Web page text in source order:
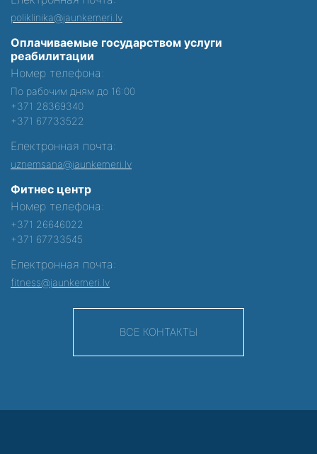
poliklinika@jaunkemeri.lv
Оплачиваемые государством услуги
реабилитации
Номер телефона:
По рабочим дням до 16:00
+371 28369340
+371 67733522
Електронная почта:
uznemsana@jaunkemeri.lv
Фитнес центр
Номер телефона:
+371 26646022
+371 67733545
Електронная почта:
fitness@jaunkemeri.lv
ВСЕ КОНТАКТЫ